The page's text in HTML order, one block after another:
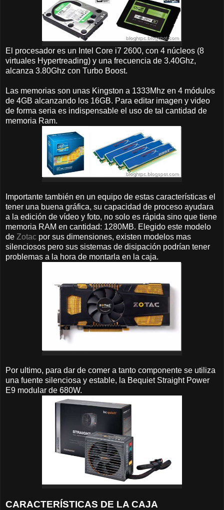
El procesador es un Intel Core i7 2600, con 4 núcleos (8
virtuales Hypertreading) y una frecuencia de 3.40Ghz,
alcanza 3.80Ghz con Turbo Boost.
Las memorias son unas Kingston a 1333Mhz en 4 módulos
de 4GB alcanzando los 16GB. Para editar imagen y video
de forma seria es indispensable el uso de tal cantidad de
memoria Ram.
Importante también en un equipo de estas características el
tener una buena gráfica, su capacidad de proceso ayudara
a la edición de vídeo y foto, no solo es rápida sino que tiene
memoria RAM en cantidad: 1280MB. Elegido este modelo
de Zotac por sus dimensiones, existen modelos mas
silenciosos pero sus sistemas de disipación podrían tener
problemas a la hora de montarla en la caja.
Por ultimo, para dar de comer a tanto componente se utiliza
una fuente silenciosa y estable, la Bequiet Straight Power
E9 modular de 680W.
CARACTERÍSTICAS DE LA CAJA